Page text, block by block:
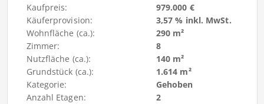
Kaufpreis:
979.000 €
Käuferprovision:
3,57 % inkl. MwSt.
Wohnfläche (ca.):
290 m²
Zimmer:
8
Nutzfläche (ca.):
140 m²
Grundstück (ca.):
1.614 m²
Kategorie:
Gehoben
Anzahl Etagen:
2